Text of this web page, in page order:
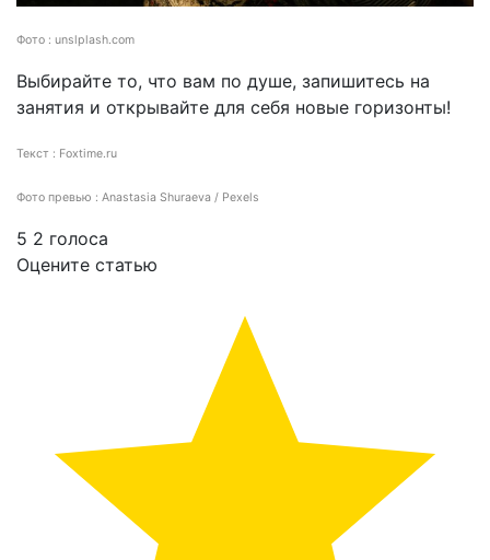
Фото : unslplash.com
Выбирайте то, что вам по душе, запишитесь на
занятия и открывайте для себя новые горизонты!
Текст : Foxtime.ru
Фото превью : Anastasia Shuraeva / Pexels
5 2 голоса
Оцените статью